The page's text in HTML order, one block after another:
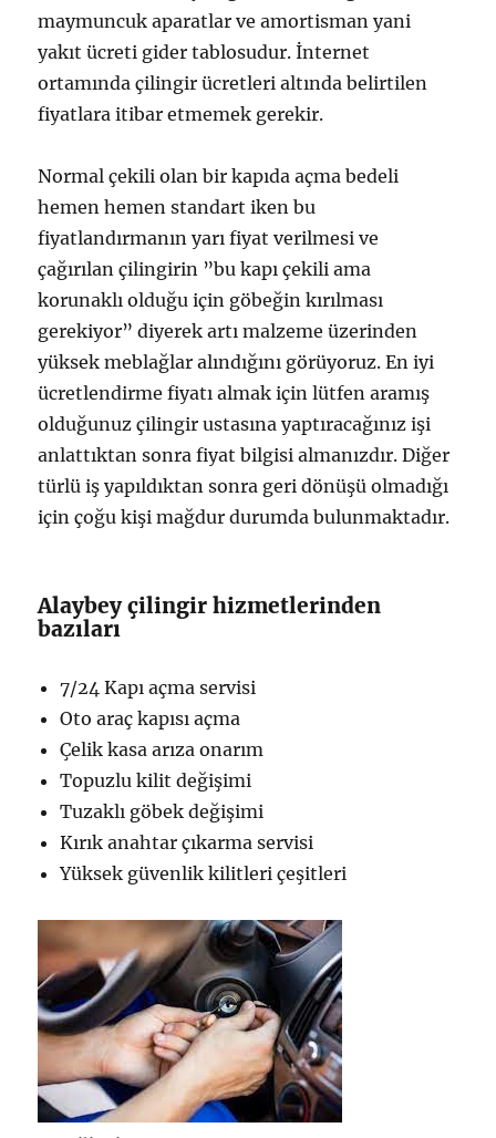
maymuncuk aparatlar ve amortisman yani
yakıt ücreti gider tablosudur. İnternet
ortamında çilingir ücretleri altında belirtilen
fiyatlara itibar etmemek gerekir.
Normal çekili olan bir kapıda açma bedeli
hemen hemen standart iken bu
fiyatlandırmanın yarı fiyat verilmesi ve
çağırılan çilingirin ”bu kapı çekili ama
korunaklı olduğu için göbeğin kırılması
gerekiyor” diyerek artı malzeme üzerinden
yüksek meblağlar alındığını görüyoruz. En iyi
ücretlendirme fiyatı almak için lütfen aramış
olduğunuz çilingir ustasına yaptıracağınız işi
anlattıktan sonra fiyat bilgisi almanızdır. Diğer
türlü iş yapıldıktan sonra geri dönüşü olmadığı
için çoğu kişi mağdur durumda bulunmaktadır.
Alaybey çilingir hizmetlerinden
bazıları
7/24 Kapı açma servisi
Oto araç kapısı açma
Çelik kasa arıza onarım
Topuzlu kilit değişimi
Tuzaklı göbek değişimi
Kırık anahtar çıkarma servisi
Yüksek güvenlik kilitleri çeşitleri